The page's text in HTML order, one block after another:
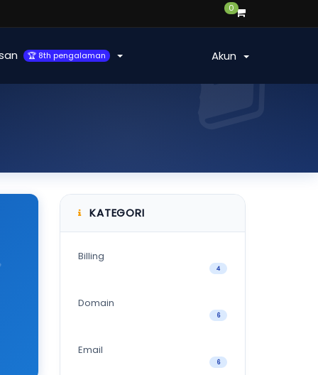
0
🏆 8th pengalaman Akun
KATEGORI
Billing
4
Domain
6
Email
6